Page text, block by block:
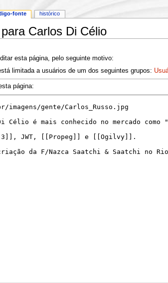
Carlos Di Célio
esta página, pelo seguinte motivo:
limitada a usuários de um dos seguintes grupos:
página:
fonte histórico